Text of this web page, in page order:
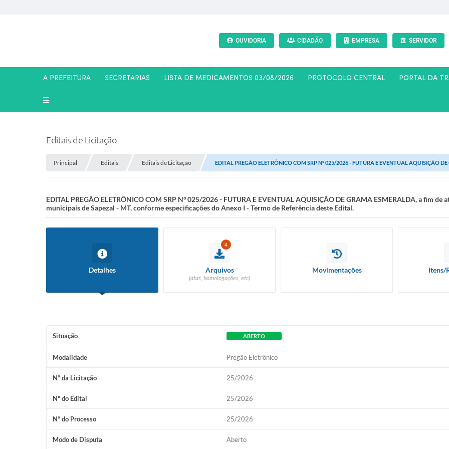
OUVIDORIA CIDADÃO EMPRESA SERVIDOR
A PREFEITURA SECRETARIAS LISTA DE MEDICAMENTOS 03/08/2026 PROTOCOLO CENTRAL PORTAL DA
Editais de Licitação
Principal Editais Editais de Licitação EDITAL PREGÃO ELETRÔNICO COM SRP Nº 025/2026 - FUTURA E EVENTUAL AQUISIÇÃO
EDITAL PREGÃO ELETRÔNICO COM SRP Nº 025/2026 - FUTURA E EVENTUAL AQUISIÇÃO DE GRAMA ESMERALDA, a fim de
municipais de Sapezal - MT, conforme especificações do Anexo I - Termo de Referência deste Edital.
Detalhes
4
Arquivos
(atas, homologações, etc)
Movimentações Itens/
Situação ABERTO
Modalidade Pregão Eletrônico
Nº da Licitação 25/2026
Nº do Edital 25/2026
Nº do Processo 25/2026
Modo de Disputa Aberto